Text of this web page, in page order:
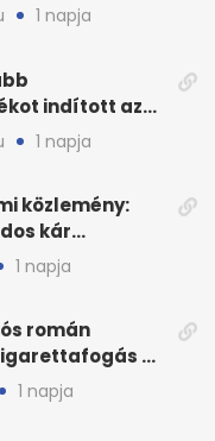
nincs
1 napja
indított az
kilépéssel
1 napja
közlemény:
kár
fáit
1 napja
román
az
1 napja